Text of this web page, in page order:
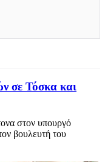
σε Τόσκα και
στον υπουργό
βουλευτή του